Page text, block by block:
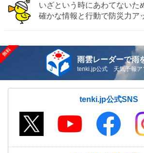
いざという時にあわてないた
確かな情報と行動で防災力ア
雨雲レーダーで雨
tenki.jp公式 天気予報ア
tenki.jp公式SNS